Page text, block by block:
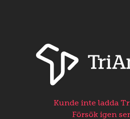
Kunde inte ladda
Försök igen